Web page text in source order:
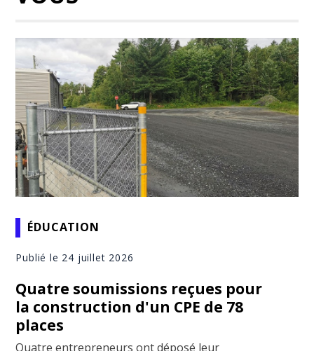
ÉDUCATION
Publié le 24 juillet 2026
Quatre soumissions reçues pour
la construction d'un CPE de 78
places
Quatre entrepreneurs ont déposé leur